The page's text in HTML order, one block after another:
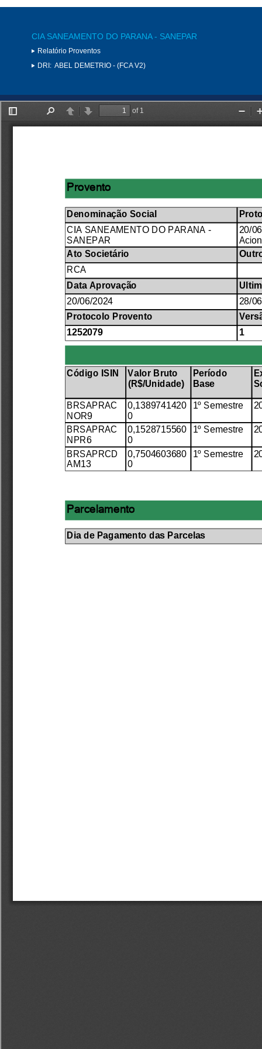
CIA SANEAMENTO DO PARANA - SANEPAR
Relatório Proventos
DRI: ABEL DEMETRIO - (FCA V2)